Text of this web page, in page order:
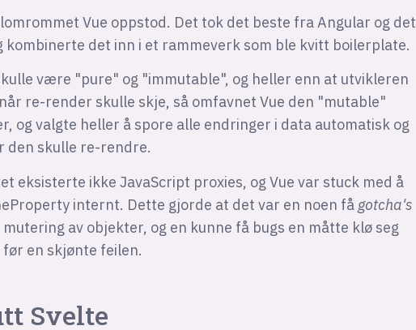
Vue oppstod. Det tok det beste fra Angular og det
kombinerte det inn i et rammeverk som ble kvitt boilerplate.
være "pure" og "immutable", og heller enn at utvikleren
re-render skulle skje, så omfavnet Vue den "mutable"
og valgte heller å spore alle endringer i data automatisk og
den skulle re-rendre.
eksisterte ikke JavaScript proxies, og Vue var stuck med å
internt. Dette gjorde at det var en noen få gotcha's
av objekter, og en kunne få bugs en måtte klø seg
en skjønte feilen.
Svelte